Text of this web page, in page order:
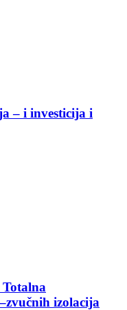
– i investicija i
izolacija